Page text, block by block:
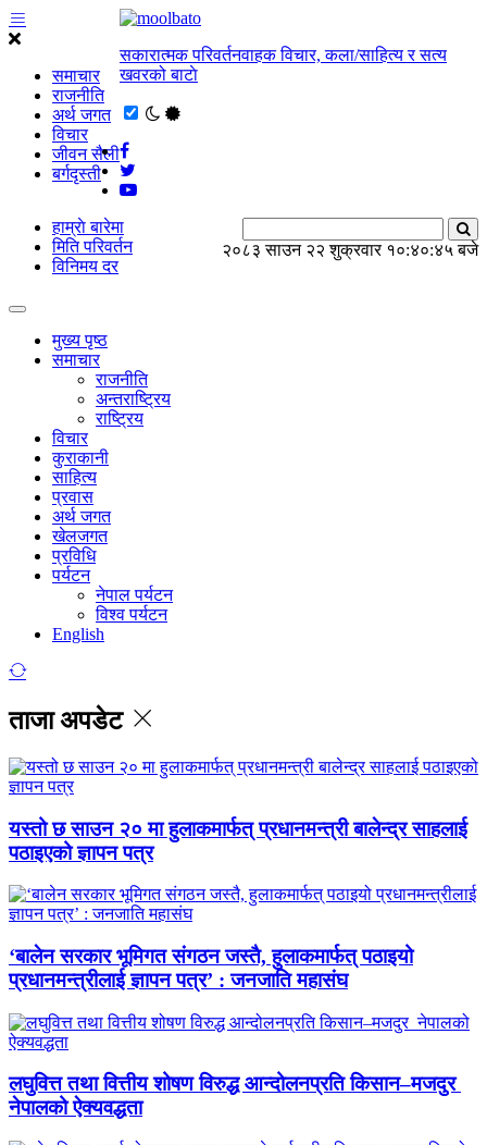
समाचार
राजनीति
अर्थ जगत
विचार
जीवन सैली
बर्गदृस्ती
सकारात्मक परिवर्तनवाहक विचार, कला/साहित्य र सत्य
खवरको बाटाे
२०८३ साउन २२ शुक्रवार १०:४०:४६ बजे
हाम्राे बारेमा
मिति परिवर्तन
विनिमय दर
मुख्य पृष्ठ
समाचार
राजनीति
अन्तराष्ट्रिय
राष्ट्रिय
विचार
कुराकानी
साहित्य
प्रवास
अर्थ जगत
खेलजगत
प्रविधि
पर्यटन
नेपाल पर्यटन
विश्व पर्यटन
English
ताजा अपडेट
यस्तो छ साउन २० मा हुलाकमार्फत् प्रधानमन्त्री बालेन्द्र साहलाई
पठाइएको ज्ञापन पत्र
‘बालेन सरकार भूमिगत संगठन जस्तै, हुलाकमार्फत् पठाइयो
प्रधानमन्त्रीलाई ज्ञापन पत्र’ : जनजाति महासंघ
लघुवित्त तथा वित्तीय शोषण विरुद्ध आन्दोलनप्रति किसान–मजदुर
नेपालको ऐक्यवद्धता